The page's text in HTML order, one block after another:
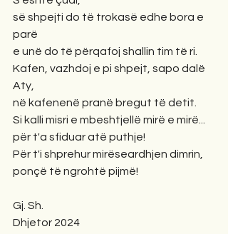
së shpejti do të trokasë edhe bora e
parë
e unë do të përqafoj shallin tim të ri.
Kafen, vazhdoj e pi shpejt, sapo dalë
Aty,
në kafenenë pranë bregut të detit.
Si kalli misri e mbeshtjellë mirë e mirë...
për t'a sfiduar atë puthje!
Për t'i shprehur mirëseardhjen dimrin,
ponçë të ngrohtë pijmë!
Gj. Sh.
Dhjetor 2024